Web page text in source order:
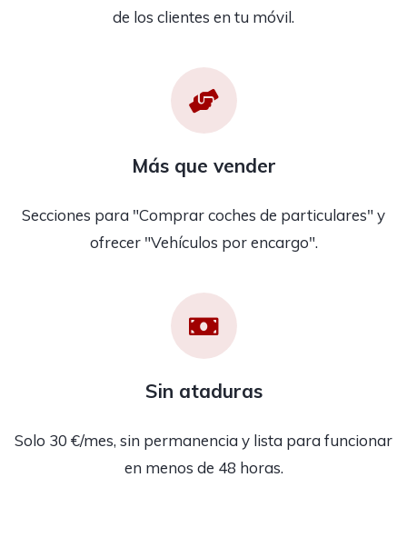
de los clientes en tu móvil.
Más que vender
Secciones para "Comprar coches de particulares" y
ofrecer "Vehículos por encargo".
Sin ataduras
Solo 30 €/mes, sin permanencia y lista para funcionar
en menos de 48 horas.